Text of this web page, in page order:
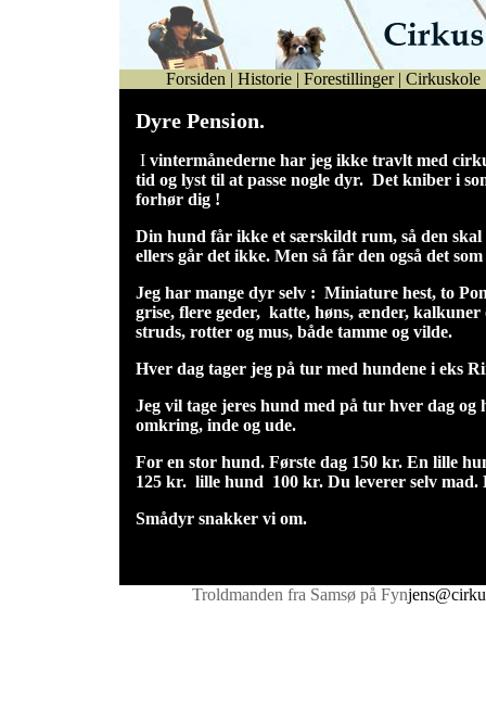
Forsiden | Historie | Forestillinger | Cirkuskole
Dyre Pension.
Ivintermånederne har jeg ikke travlt med
tid og lyst til at passe nogle dyr. Det kniber i
forhør dig !
Din hund får ikke et særskildt rum, så den skal
ellers går det ikke. Men så får den også det
Jeg har mange dyr selv : Miniature hest, to
grise, flere geder, katte, høns, ænder,
struds, rotter og mus, både tamme og vilde.
Hver dag tager jeg på tur med hundene i eks
Jeg vil tage jeres hund med på tur hver dag og
omkring, inde og ude.
For en stor hund. Første dag 150 kr. En lille
125 kr. lille hund 100 kr. Du leverer selv
Smådyr snakker vi om.
Troldmanden fra Samsø på Fyn